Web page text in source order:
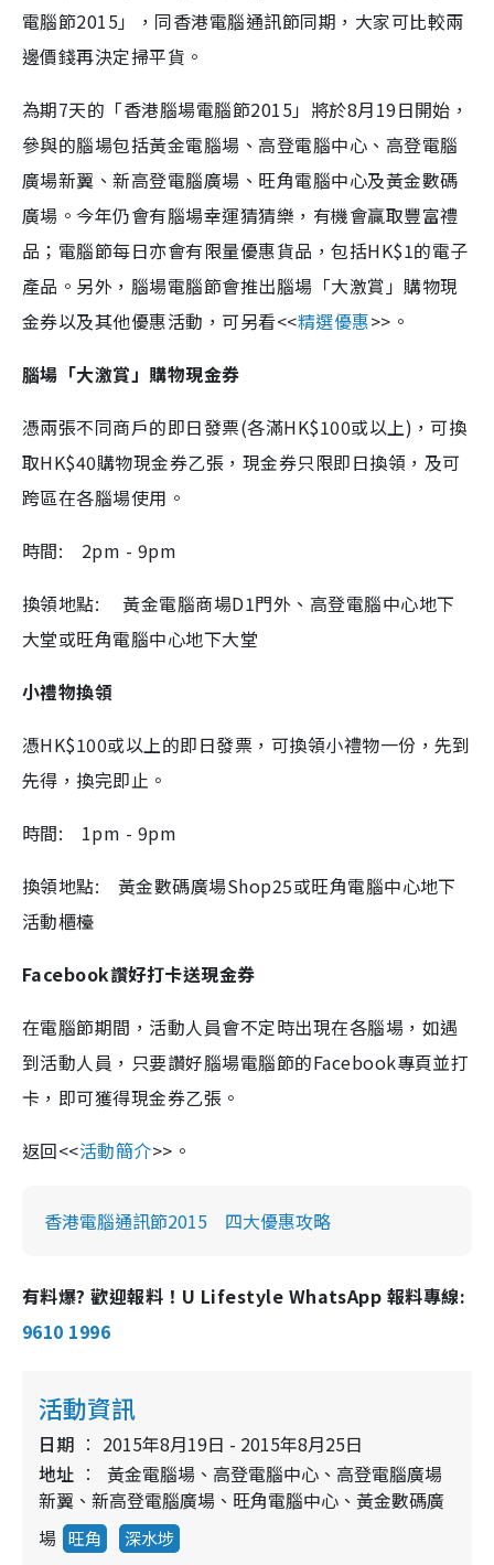
電腦節2015」，同香港電腦通訊節同期，大家可比較兩
邊價錢再決定掃平貨。
為期7天的「香港腦場電腦節2015」將於8月19日開始，
參與的腦場包括黃金電腦場、高登電腦中心、高登電腦
廣場新翼、新高登電腦廣場、旺角電腦中心及黃金數碼
廣場。今年仍會有腦場幸運猜猜樂，有機會贏取豐富禮
品；電腦節每日亦會有限量優惠貨品，包括HK$1的電子
產品。另外，腦場電腦節會推出腦場「大激賞」購物現
金券以及其他優惠活動，可另看<<精選優惠>>。
腦場「大激賞」購物現金券
憑兩張不同商戶的即日發票(各滿HK$100或以上)，可換
取HK$40購物現金券乙張，現金券只限即日換領，及可
跨區在各腦場使用。
時間: 2pm - 9pm
換領地點: 黃金電腦商場D1門外、高登電腦中心地下
大堂或旺角電腦中心地下大堂
小禮物換領
憑HK$100或以上的即日發票，可換領小禮物一份，先到
先得，換完即止。
時間: 1pm - 9pm
換領地點: 黃金數碼廣場Shop25或旺角電腦中心地下
活動櫃檯
Facebook讚好打卡送現金券
在電腦節期間，活動人員會不定時出現在各腦場，如遇
到活動人員，只要讚好腦場電腦節的Facebook專頁並打
卡，即可獲得現金券乙張。
返回<<活動簡介>>。
香港電腦通訊節2015 四大優惠攻略
有料爆? 歡迎報料！U Lifestyle WhatsApp 報料專線:
9610 1996
活動資訊
日期
2015年8月19日 - 2015年8月25日
地址
黃金電腦場、高登電腦中心、高登電腦廣場
新翼、新高登電腦廣場、旺角電腦中心、黃金數碼廣
場 旺角 深水埗